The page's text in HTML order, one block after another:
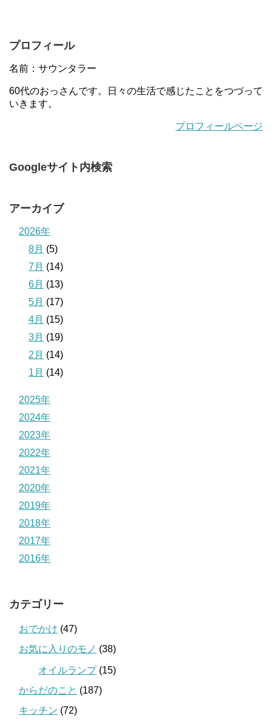
プロフィール
名前：サウンタラー
60代のおっさんです。日々の生活で感じたことをつづって
いきます。
プロフィールページ
Googleサイト内検索
アーカイブ
2026年
8月 (5)
7月 (14)
6月 (13)
5月 (17)
4月 (15)
3月 (19)
2月 (14)
1月 (14)
2025年
2024年
2023年
2022年
2021年
2020年
2019年
2018年
2017年
2016年
カテゴリー
おでかけ (47)
お気に入りのモノ (38)
オイルランプ(15)
からだのこと (187)
キッチン (72)